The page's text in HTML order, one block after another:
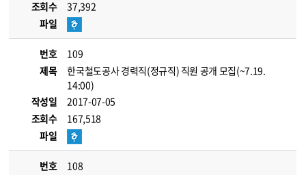
조회수
37,392
파일
번호
109
제목
한국철도공사 경력직(정규직) 직원 공개 모집(~7.19.
14:00)
작성일
2017-07-05
조회수
167,518
파일
번호
108